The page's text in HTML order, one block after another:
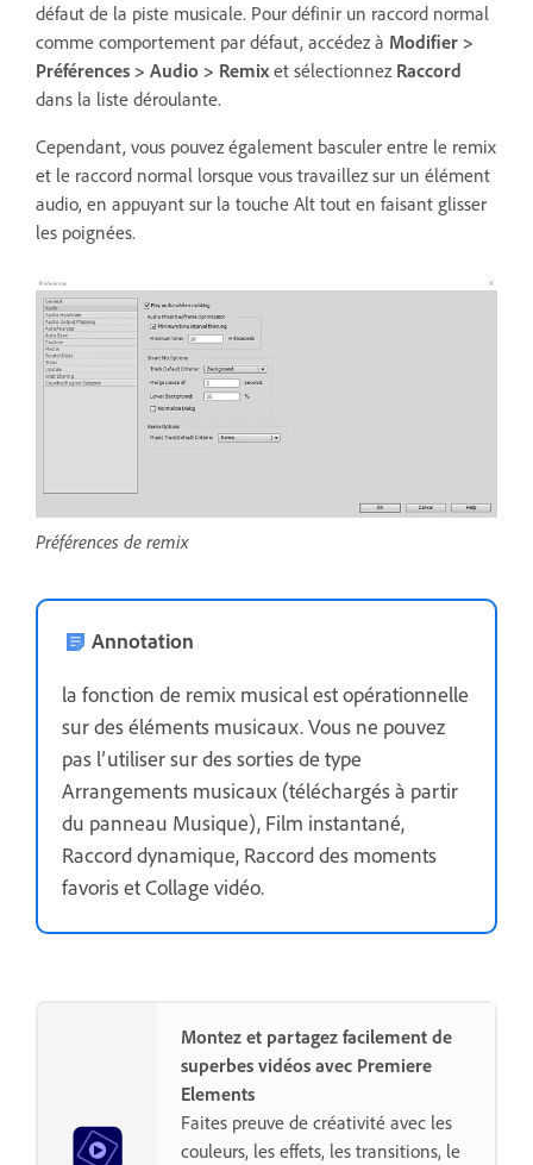
défaut de la piste musicale. Pour définir un raccord normal
comme comportement par défaut, accédez à Modifier >
Préférences > Audio > Remixet sélectionnez Raccord
dans la liste déroulante.
Cependant, vous pouvez également basculer entre le remix
et le raccord normal lorsque vous travaillez sur un élément
audio, en appuyant sur la touche Alt tout en faisant glisser
les poignées.
Préférences de remix
Annotation
la fonction de remix musical est opérationnelle
sur des éléments musicaux. Vous ne pouvez
pas l’utiliser sur des sorties de type
Arrangements musicaux (téléchargés à partir
du panneau Musique), Film instantané,
Raccord dynamique, Raccord des moments
favoris et Collage vidéo.
Montez et partagez facilement de
superbes vidéos avec Premiere
Elements
Faites preuve de créativité avec les
couleurs, les effets, les transitions, le